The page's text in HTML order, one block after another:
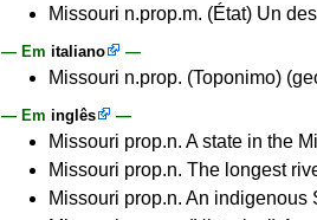
Missouri n.prop.m. (État) Un
— Em italiano —
Missouri n.prop. (Toponimo)
— Em inglês —
Missouri prop.n. A state in the
Missouri prop.n. The longest
Missouri prop.n. An